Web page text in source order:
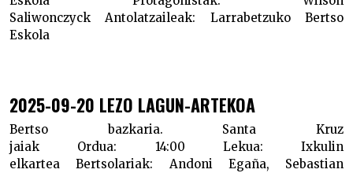
SaliwonczyckAntolatzaileak: Larrabetzuko Bertso
Eskola
2025-09-20 LEZO LAGUN-ARTEKOA
Bertso bazkaria. Santa Kruz
jaiak
Ordua: 14:00 Lekua: Ixkulin
elkarteaBertsolariak: Andoni Egaña, Sebastian